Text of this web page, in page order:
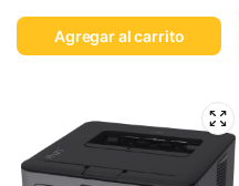
Agregar al carrito